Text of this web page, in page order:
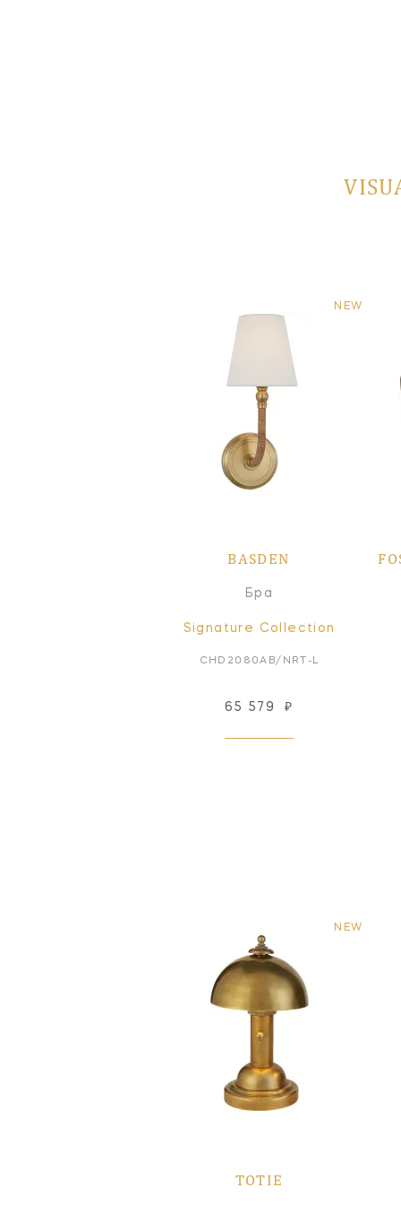
NEW
BASDEN
Бра
Signature Collection
CHD2080AB/NRT-L
65 579 ₽
NEW
TOTIE